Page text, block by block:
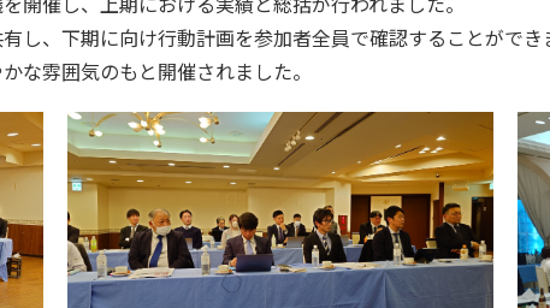
し、下期に向け行動計画を参加者全員で確認することができ
な雰囲気のもと開催されました。